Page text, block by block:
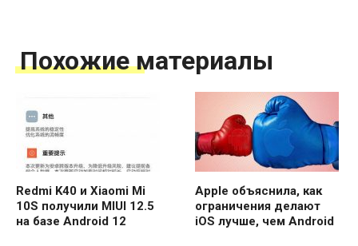
Похожие материалы
Redmi K40 и Xiaomi Mi
10S получили MIUI 12.5
на базе Android 12
Apple объяснила, как
ограничения делают
iOS лучше, чем Android